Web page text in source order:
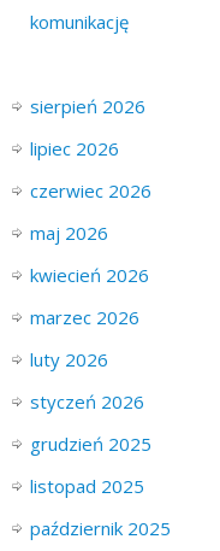
komunikację
sierpień 2026
lipiec 2026
czerwiec 2026
maj 2026
kwiecień 2026
marzec 2026
luty 2026
styczeń 2026
grudzień 2025
listopad 2025
październik 2025